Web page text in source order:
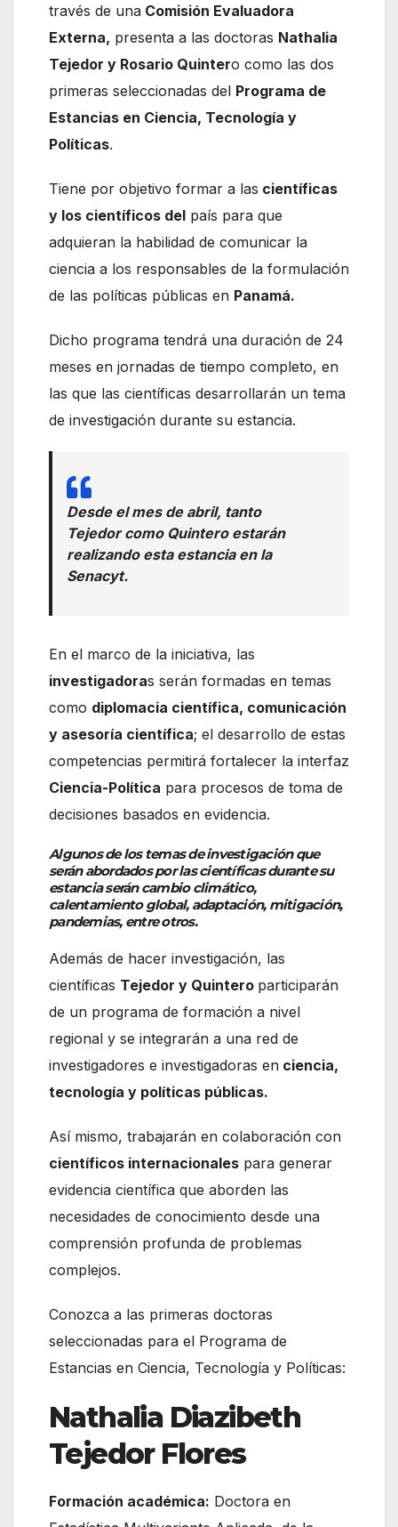
través de una Comisión Evaluadora
Externa, presenta a las doctoras Nathalia
Tejedor y Rosario Quintero como las dos
primeras seleccionadas del Programa de
Estancias en Ciencia, Tecnología y
Políticas.
Tiene por objetivo formar a las científicas
y los científicos del país para que
adquieran la habilidad de comunicar la
ciencia a los responsables de la formulación
de las políticas públicas en Panamá.
Dicho programa tendrá una duración de 24
meses en jornadas de tiempo completo, en
las que las científicas desarrollarán un tema
de investigación durante su estancia.
Desde el mes de abril, tanto
Tejedor como Quintero estarán
realizando esta estancia en la
Senacyt.
En el marco de la iniciativa, las
investigadoras serán formadas en temas
como diplomacia científica, comunicación
y asesoría científica; el desarrollo de estas
competencias permitirá fortalecer la interfaz
Ciencia-Política para procesos de toma de
decisiones basados en evidencia.
Algunos de los temas de investigación que
serán abordados por las científicas durante su
estancia serán cambio climático,
calentamiento global, adaptación, mitigación,
pandemias, entre otros.
Además de hacer investigación, las
científicas Tejedor y Quintero participarán
de un programa de formación a nivel
regional y se integrarán a una red de
investigadores e investigadoras en ciencia,
tecnología y políticas públicas.
Así mismo, trabajarán en colaboración con
científicos internacionales para generar
evidencia científica que aborden las
necesidades de conocimiento desde una
comprensión profunda de problemas
complejos.
Conozca a las primeras doctoras
seleccionadas para el Programa de
Estancias en Ciencia, Tecnología y Políticas:
Nathalia Diazibeth
Tejedor Flores
Formación académica: Doctora en